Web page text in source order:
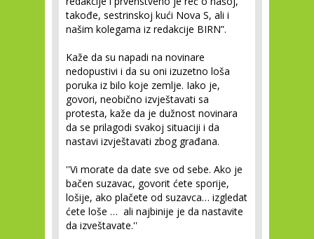
takođe, sestrinskoj kući Nova S, ali i
našim kolegama iz redakcije BIRN”.
Kaže da su napadi na novinare
nedopustivi i da su oni izuzetno loša
poruka iz bilo koje zemlje. Iako je,
govori, neobično izvještavati sa
protesta, kaže da je dužnost novinara
da se prilagodi svakoj situaciji i da
nastavi izvještavati zbog građana.
''Vi morate da date sve od sebe. Ako je
bačen suzavac, govorit ćete sporije,
lošije, ako plačete od suzavca… izgledat
ćete loše … ali najbinije je da nastavite
da izveštavate.''